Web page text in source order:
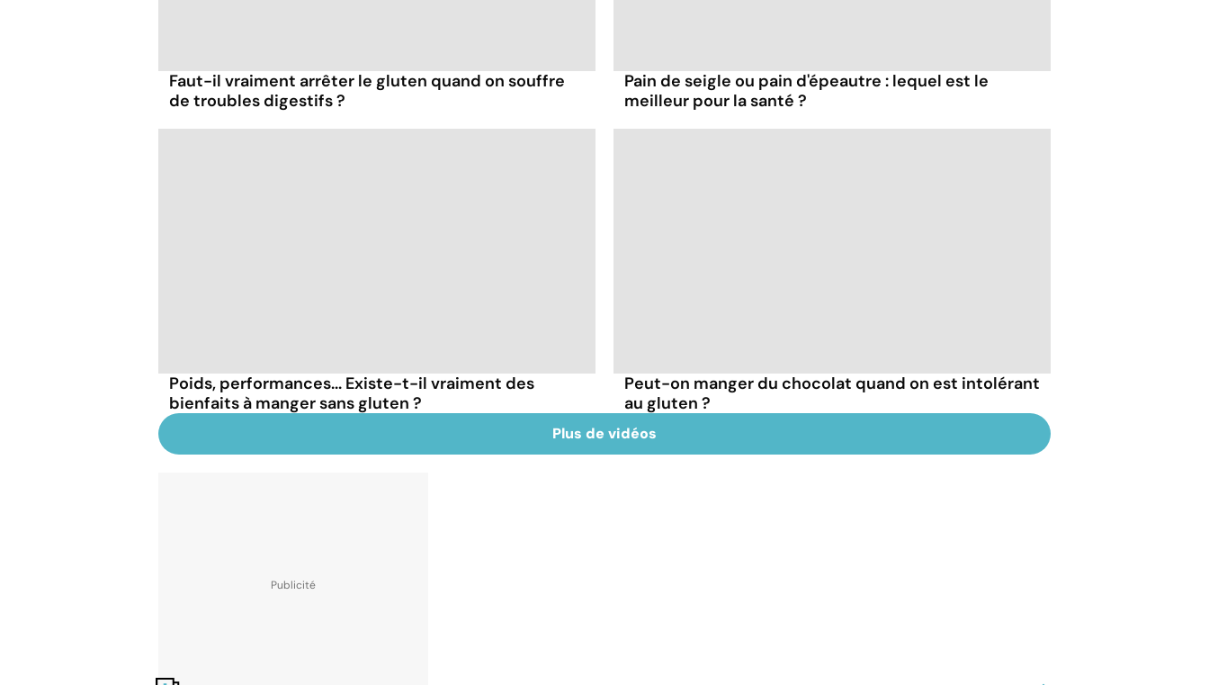
Faut-il vraiment arrêter le gluten quand on souffre
de troubles digestifs ?
Pain de seigle ou pain d'épeautre : lequel est le
meilleur pour la santé ?
Poids, performances... Existe-t-il vraiment des
bienfaits à manger sans gluten ?
Peut-on manger du chocolat quand on est intolérant
au gluten ?
Plus de vidéos